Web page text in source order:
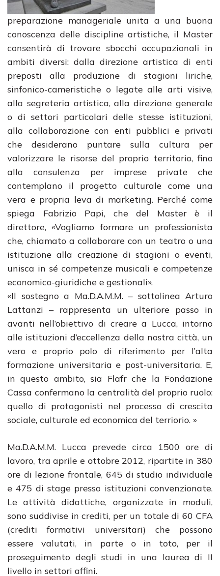
preparazione manageriale unita a una buona
conoscenza delle discipline artistiche, il Master
consentirà di trovare sbocchi occupazionali in
ambiti diversi: dalla direzione artistica di enti
preposti alla produzione di stagioni liriche,
sinfonico-cameristiche o legate alle arti visive,
alla segreteria artistica, alla direzione generale
o di settori particolari delle stesse istituzioni,
alla collaborazione con enti pubblici e privati
che desiderano puntare sulla cultura per
valorizzare le risorse del proprio territorio, fino
alla consulenza per imprese private che
contemplano il progetto culturale come una
vera e propria leva di marketing. Perché come
spiega Fabrizio Papi, che del Master è il
direttore, «Vogliamo formare un professionista
che, chiamato a collaborare con un teatro o una
istituzione alla creazione di stagioni o eventi,
unisca in sé competenze musicali e competenze
economico-giuridiche e gestionali».
«Il sostegno a Ma.D.A.M.M. – sottolinea Arturo
Lattanzi – rappresenta un ulteriore passo in
avanti nell’obiettivo di creare a Lucca, intorno
alle istituzioni d’eccellenza della nostra città, un
vero e proprio polo di riferimento per l’alta
formazione universitaria e post-universitaria. E,
in questo ambito, sia Flafr che la Fondazione
Cassa confermano la centralità del proprio ruolo:
quello di protagonisti nel processo di crescita
sociale, culturale ed economica del terriorio. »
Ma.D.A.M.M. Lucca prevede circa 1500 ore di
lavoro, tra aprile e ottobre 2012, ripartite in 380
ore di lezione frontale, 645 di studio individuale
e 475 di stage presso istituzioni convenzionate.
Le attività didattiche, organizzate in moduli,
sono suddivise in crediti, per un totale di 60 CFA
(crediti formativi universitari) che possono
essere valutati, in parte o in toto, per il
proseguimento degli studi in una laurea di II
livello in settori affini.